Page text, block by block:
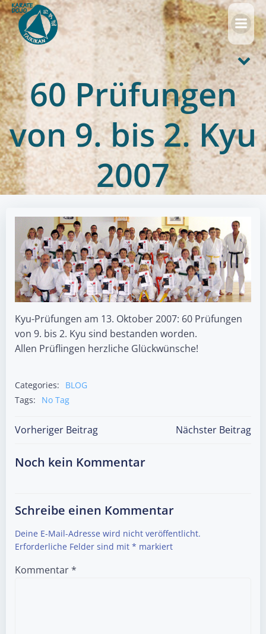
Zum
Inhalt
springen
60 Prüfungen
von 9. bis 2. Kyu
2007
Kyu-Prüfungen am 13. Oktober 2007: 60 Prüfungen
von 9. bis 2. Kyu sind bestanden worden.
Allen Prüflingen herzliche Glückwünsche!
Categories:
BLOG
Tags:
No Tag
Post
navigation
Vorheriger Beitrag
Post
navigation
Nächster Beitrag
Noch kein Kommentar
Schreibe einen Kommentar
Deine E-Mail-Adresse wird nicht veröffentlicht.
Erforderliche Felder sind mit * markiert
Kommentar*